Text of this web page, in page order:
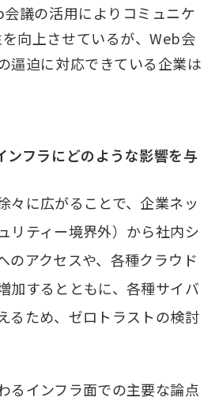
議の活用によりコミュニケ
向上させているが、Web会
逼迫に対応できている企業は
ンフラにどのような影響を与
々に広がることで、企業ネッ
リティー境界外）から社内シ
のアクセスや、各種クラウド
加するとともに、各種サイバ
るため、ゼロトラストの検討
るインフラ面での主要な論点